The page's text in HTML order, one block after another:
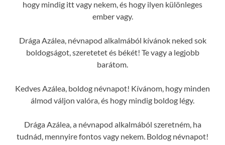
hogy mindig itt vagy nekem, és hogy ilyen különleges
ember vagy.
Drága Azálea, névnapod alkalmából kívánok neked sok
boldogságot, szeretetet és békét! Te vagy a legjobb
barátom.
Kedves Azálea, boldog névnapot! Kívánom, hogy minden
álmod váljon valóra, és hogy mindig boldog légy.
Drága Azálea, a névnapod alkalmából szeretném, ha
tudnád, mennyire fontos vagy nekem. Boldog névnapot!